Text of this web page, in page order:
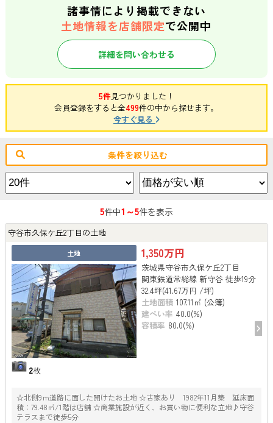
諸事情により掲載できない
土地情報を店舗限定で公開中
詳細を問い合わせる
5件見つかりました！
会員登録をすると全499件の中から探せます。
今すぐ見る
条件を絞り込む
5件中1～5件を表示
守谷市久保ケ丘2丁目の土地
土地
2枚
1,350万円
茨城県守谷市久保ケ丘2丁目
関東鉄道常総線 新守谷 徒歩19分
32.4坪(41.67万円 /坪)
土地面積 107.11㎡ (公簿)
建ぺい率 40.0(%)
容積率 80.0(%)
☆北側9ｍ道路に面した開けたお土地 ☆古家あり 1982年11月築 延床面
積：79.48㎡/1階は店舗 ☆商業施設が近く、お買い物に便利な立地♪守谷
テラスまで徒歩5分